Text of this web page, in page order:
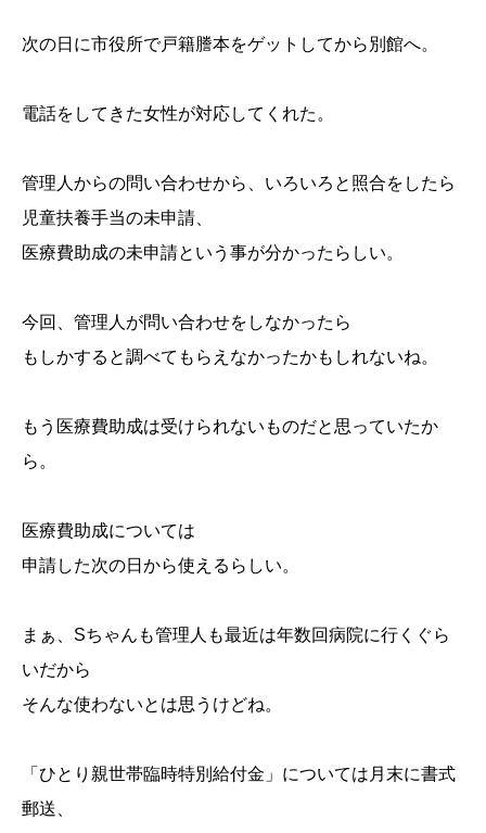
次の日に市役所で戸籍謄本をゲットしてから別館へ。
電話をしてきた女性が対応してくれた。
管理人からの問い合わせから、いろいろと照合をしたら
児童扶養手当の未申請、
医療費助成の未申請という事が分かったらしい。
今回、管理人が問い合わせをしなかったら
もしかすると調べてもらえなかったかもしれないね。
もう医療費助成は受けられないものだと思っていたか
ら。
医療費助成については
申請した次の日から使えるらしい。
まぁ、Sちゃんも管理人も最近は年数回病院に行くぐら
いだから
そんな使わないとは思うけどね。
「ひとり親世帯臨時特別給付金」については月末に書式
郵送、